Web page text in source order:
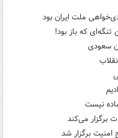
ملت ایران بود
سعودی
نیست
برگزار می‌کند